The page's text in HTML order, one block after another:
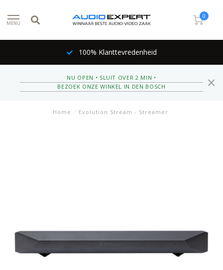
MENU
0
100% Klanttevredenheid
NU OPEN • SLUIT OVER 2 MIN •
BEZOEK ONZE WINKEL IN DEN BOSCH
Home / Evolution Stream - Streamer